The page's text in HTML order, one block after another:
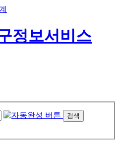
검색